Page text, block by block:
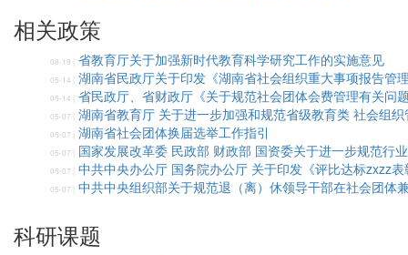
相关政策
08-19 | 省教育厅关于加强新时代教育科学研究工作的实施意见
05-14 | 湖南省民政厅关于印发《湖南省社会组织重大事项报告管
05-14 | 省民政厅、省财政厅《关于规范社会团体会费管理有关问
05-07 | 湖南省教育厅 关于进一步加强和规范省级教育类 社会组
05-07 | 湖南省社会团体换届选举工作指引
05-07 | 国家发展改革委 民政部 财政部 国资委关于进一步规范行
05-07 | 中共中央办公厅 国务院办公厅 关于印发《评比达标zxzz
05-07 | 中共中央组织部关于规范退（离）休领导干部在社会团体
科研课题